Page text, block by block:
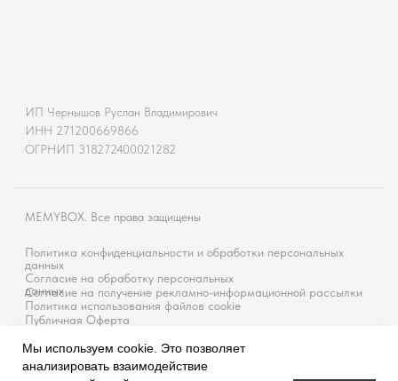
Мы используем cookie. Это позволяет
анализировать взаимодействие